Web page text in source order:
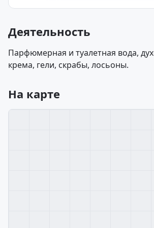
Деятельность
Парфюмерная и туалетная вода,
крема, гели, скрабы, лосьоны.
На карте